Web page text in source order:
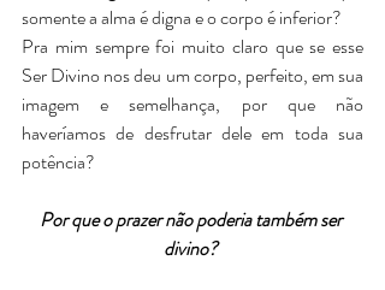
somente a alma é digna e o corpo é inferior?
Pra mim sempre foi muito claro que se esse
Ser Divino nos deu um corpo, perfeito, em sua
imagem e semelhança, por que não
haveríamos de desfrutar dele em toda sua
potência?
Por que o prazer não poderia também ser
divino?